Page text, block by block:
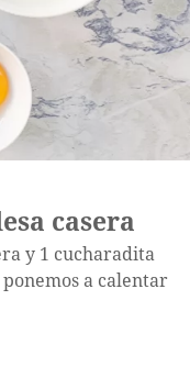
casera
y 1 cucharadita
a calentar